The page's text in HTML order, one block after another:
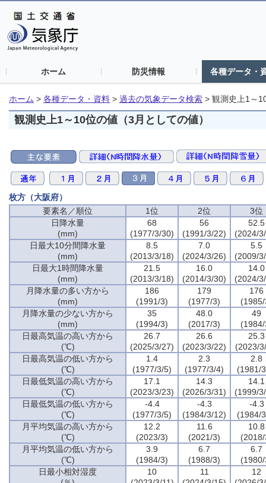
ホーム 防災情報 各種データ・
ホーム > 各種データ・資料 > 過去の気象データ検索 > 観測史上1～
観測史上1～10位の値（3月としての値）
枚方（大阪府）
要素名／順位
1位 2位
3位
日降水量
(mm)
68
(1977/3/30)
56
(1991/3/22)
52.5
(2024/
日最大10分間降水量
(mm)
8.5
(2013/3/18)
7.0
(2024/3/26)
5.5
(2009/
日最大1時間降水量
(mm)
21.5
(2013/3/18)
16.0
(2014/3/30)
14.0
(2024/
月降水量の多い方から
(mm)
186
(1991/3)
179
(1977/3)
176
月降水量の少ない方から
(mm)
35
(1994/3)
48.0
(2017/3)
49
日最高気温の高い方から
(℃)
26.7
(2025/3/27)
26.6
(2023/3/22)
25.3
(2023/
日最高気温の低い方から
(℃)
1.4
(1977/3/5)
2.3
(1977/3/4)
2.8
(1981/
日最低気温の高い方から
(℃)
17.1
(2023/3/23)
14.3
(2026/3/31)
14.1
(1999/
日最低気温の低い方から
(℃)
-4.4
(1977/3/5)
-4.3
(1984/3/12)
-4.3
(1984/
月平均気温の高い方から
(℃)
12.2
(2023/3)
11.6
(2021/3)
10.8
月平均気温の低い方から
(℃)
3.9
(1984/3)
6.7
(1988/3)
6.7
日最小相対湿度
10
11
12